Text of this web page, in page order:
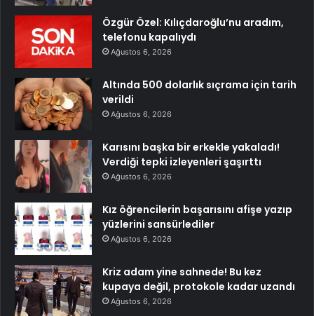
Özgür Özel: Kılıçdaroğlu’nu aradım,
telefonu kapalıydı
Ağustos 6, 2026
Altında 500 dolarlık sıçrama için tarih
verildi
Ağustos 6, 2026
Karısını başka bir erkekle yakaladı!
Verdiği tepki izleyenleri şaşırttı
Ağustos 6, 2026
Kız öğrencilerin başarısını afişe yazıp
yüzlerini sansürlediler
Ağustos 6, 2026
Kriz adam yine sahnede! Bu kez
kupaya değil, protokole kadar uzandı
Ağustos 6, 2026